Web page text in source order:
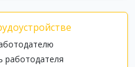
работодателя